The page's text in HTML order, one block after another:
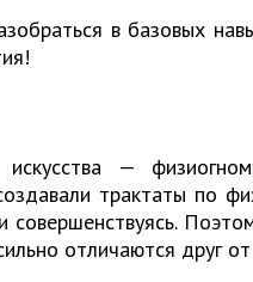
в базовых
искусства —
трактаты по
совершенствуясь.
отличаются друг от